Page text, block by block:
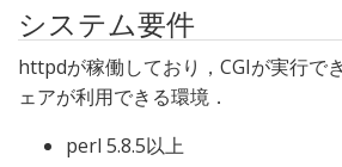
システム要件
httpdが稼働しており，CGIが実行で
ェアが利用できる環境．
perl 5.8.5以上